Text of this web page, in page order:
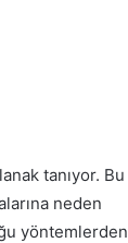
tanıyor. Bu
neden
yöntemlerden